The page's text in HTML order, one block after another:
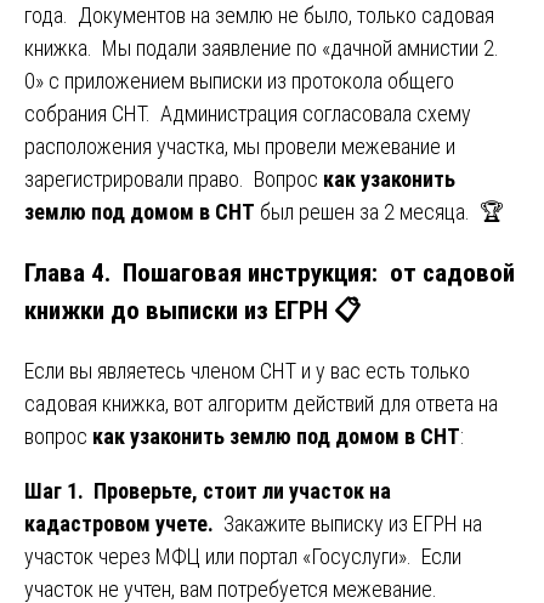
года. Документов на землю не было, только садовая
книжка. Мы подали заявление по «дачной амнистии 2.
0» с приложением выписки из протокола общего
собрания СНТ. Администрация согласовала схему
расположения участка, мы провели межевание и
зарегистрировали право. Вопрос как узаконить
землю под домом в СНТ был решен за 2 месяца. 🏆
Глава 4. Пошаговая инструкция: от садовой
книжки до выписки из ЕГРН 📋
Если вы являетесь членом СНТ и у вас есть только
садовая книжка, вот алгоритм действий для ответа на
вопрос как узаконить землю под домом в СНТ:
Шаг 1. Проверьте, стоит ли участок на
кадастровом учете. Закажите выписку из ЕГРН на
участок через МФЦ или портал «Госуслуги». Если
участок не учтен, вам потребуется межевание.